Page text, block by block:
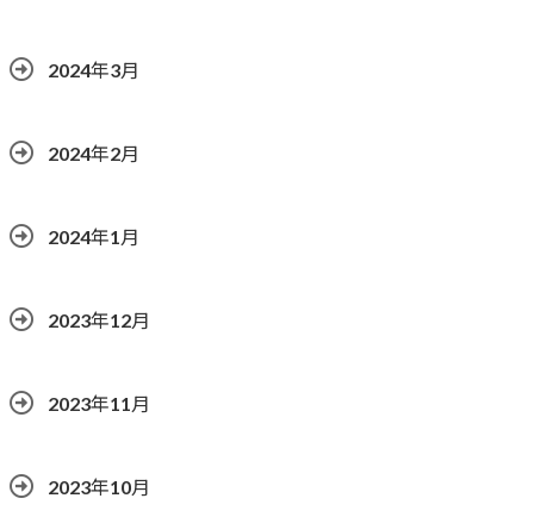
2024年3月
2024年2月
2024年1月
2023年12月
2023年11月
2023年10月